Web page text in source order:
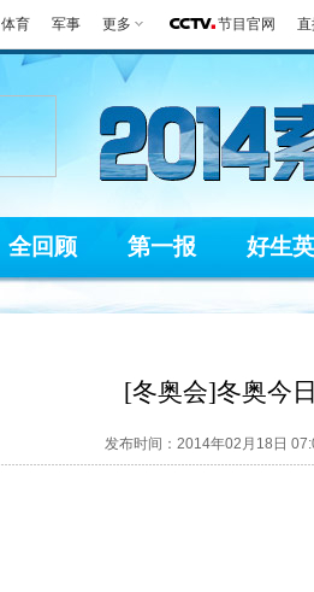
体育 军事 更多 节目官网
全回顾 第一报 好生英
[冬奥会]冬奥今
发布时间：2014年02月18日